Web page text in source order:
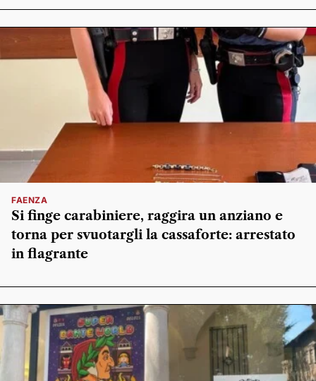
FAENZA
Si finge carabiniere, raggira un anziano e
torna per svuotargli la cassaforte: arrestato
in flagrante